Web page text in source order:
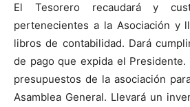
El Tesorero recaudará y
pertenecientes a la Asociación y
libros de contabilidad. Dará
de pago que expida el Presidente.
presupuestos de la asociación
Asamblea General. Llevará un